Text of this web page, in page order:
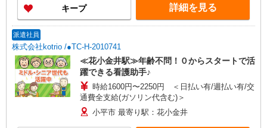
キープ 詳細を見る
派遣社員
株式会社kotrio /●TC-H-2010741
≪花小金井駅≫年齢不問！０からスタートで活
躍できる看護助手♪
時給1600円〜2250円 ＜日払い有/週払い有/交
通費全支給(ガソリン代含む)＞
小平市 最寄り駅：花小金井